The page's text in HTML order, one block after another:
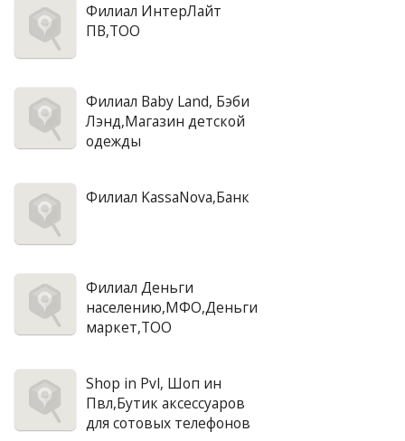
Филиал ИнтерЛайт
ПВ,ТОО
Филиал Baby Land, Бэби
Лэнд,Магазин детской
одежды
Филиал KassaNova,Банк
Филиал Деньги
населению,МФО,Деньги
маркет,ТОО
Shop in Pvl, Шоп ин
Пвл,Бутик аксессуаров
для сотовых телефонов